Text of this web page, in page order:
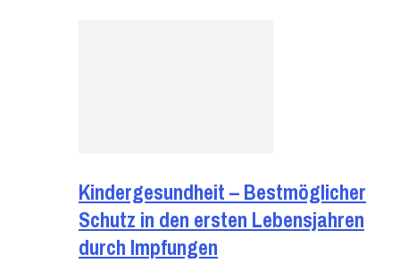
Kindergesundheit – Bestmöglicher
Schutz in den ersten Lebensjahren
durch Impfungen